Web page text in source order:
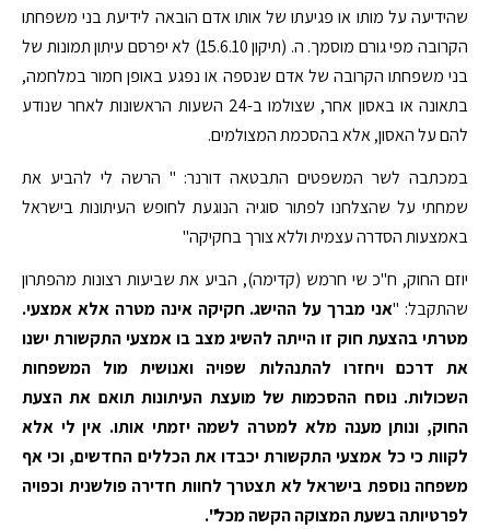
שהידיעה על מותו או פגיעתו של אותו אדם הובאה לידיעת בני משפחתו
הקרובה מפי גורם מוסמך. ה. (תיקון 15.6.10) לא יפרסם עיתון תמונות של
בני משפחתו הקרובה של אדם שנספה או נפגע באופן חמור במלחמה,
בתאונה או באסון אחר, שצולמו ב-24 השעות הראשונות לאחר שנודע
להם על האסון, אלא בהסכמת המצולמים.
במכתבה לשר המשפטים התבטאה דורנר: " הרשה לי להביע את
שמחתי על שהצלחנו לפתור סוגיה הנוגעת לחופש העיתונות בישראל
באמצעות הסדרה עצמית וללא צורך בחקיקה"
יוזם החוק, ח"כ שי חרמש (קדימה), הביע את שביעות רצונות מהפתרון
שהתקבל: "אני מברך על ההישג. חקיקה אינה מטרה אלא אמצעי.
מטרתי בהצעת חוק זו הייתה להשיג מצב בו אמצעי התקשורת ישנו
את דרכם ויחזרו להתנהלות שפויה ואנושית מול המשפחות
השכולות. נוסח ההסכמות של מועצת העיתונות תואם את הצעת
החוק, ונותן מענה מלא למטרה לשמה יזמתי אותו. אין לי אלא
לקוות כי כל אמצעי התקשורת יכבדו את הכללים החדשים, וכי אף
משפחה נוספת בישראל לא תצטרך לחוות חדירה פולשנית וכפויה
לפרטיותה בשעת המצוקה הקשה מכל".